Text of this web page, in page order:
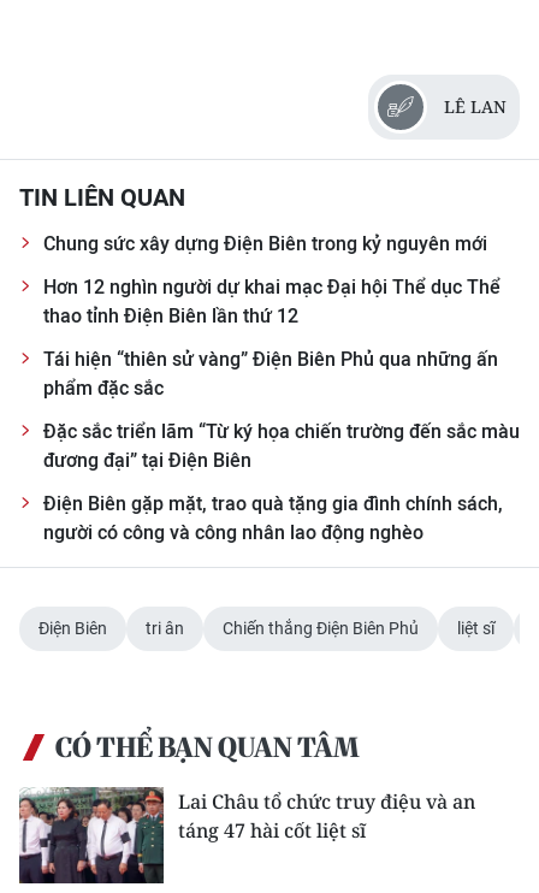
LÊ LAN
TIN LIÊN QUAN
Chung sức xây dựng Điện Biên trong kỷ nguyên mới
Hơn 12 nghìn người dự khai mạc Đại hội Thể dục Thể
thao tỉnh Điện Biên lần thứ 12
Tái hiện “thiên sử vàng” Điện Biên Phủ qua những ấn
phẩm đặc sắc
Đặc sắc triển lãm “Từ ký họa chiến trường đến sắc màu
đương đại” tại Điện Biên
Điện Biên gặp mặt, trao quà tặng gia đình chính sách,
người có công và công nhân lao động nghèo
Điện Biên tri ân Chiến thắng Điện Biên Phủ liệt sĩ
CÓ THỂ BẠN QUAN TÂM
Lai Châu tổ chức truy điệu và an
táng 47 hài cốt liệt sĩ